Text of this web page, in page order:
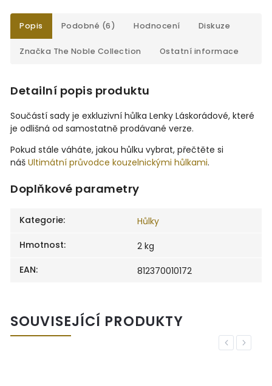
Popis Podobné (6) Hodnocení Diskuze
Značka The Noble Collection Ostatní informace
Detailní popis produktu
Součástí sady je exkluzivní hůlka Lenky Láskorádové, které
je odlišná od samostatně prodávané verze.
Pokud stále váháte, jakou hůlku vybrat, přečtěte si
náš Ultimátní průvodce kouzelnickými hůlkami.
Doplňkové parametry
Kategorie:
Hůlky
Hmotnost:
2 kg
EAN: 812370010172
SOUVISEJÍCÍ PRODUKTY
Previous
Next